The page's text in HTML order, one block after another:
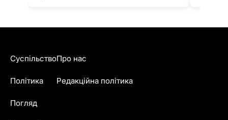
Суспільство
Політика
Погляд
Про нас
Редакційна політика